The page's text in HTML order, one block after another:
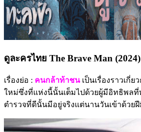
ดูละครไทย The Brave Man
เรื่องย่อ : คนกล้าท้าชน เป็นเรื่องราวเกี่
ใหม่ซึ่งที่แห่งนี้นั้นเต็มไปด้วยผู้มีอิทธิพลที่
ตำรวจที่ดีนั้นมีอยู่จริงแต่นานวันเข้าด้วย